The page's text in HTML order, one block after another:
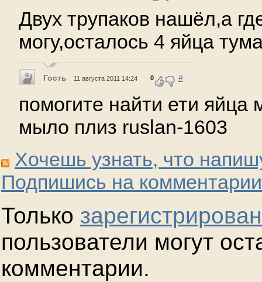
Двух трупаков нашёл,а
могу,осталось 4 яйца
Гость 11 августа 2011 14:24 0 #
помогите найти ети яйца
мыло плиз ruslan-1603
Хочешь узнать, что
Подпишись на
Только
пользователи могут
комментарии.